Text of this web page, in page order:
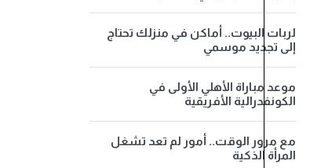
لربات البيوت.. أماكن في منزلك تحتاج
إلى تجديد موسمي
موعد مباراة الأهلي الأولى في
الكونفدرالية الأفريقية
مع مرور الوقت.. أمور لم تعد تشغل
المرأة الذكية